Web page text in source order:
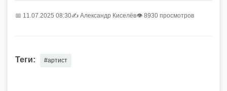
📅 11.07.2025 08:30✍️ Александр Киселёв👁 8930 просмотров
Теги: #артист